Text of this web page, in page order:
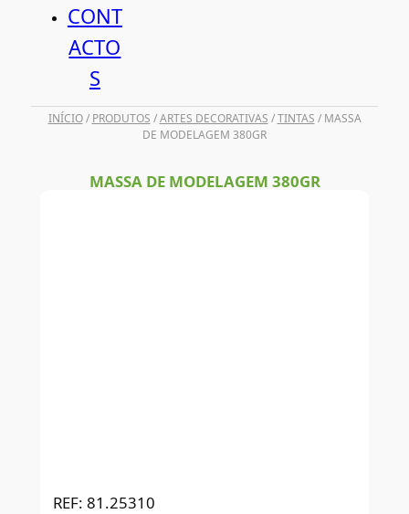
CONT
ACTO
S
INÍCIO/ PRODUTOS /ARTES DECORATIVAS /TINTAS / MASSA
DE MODELAGEM 380GR
MASSA DE MODELAGEM 380GR
REF: 81.25310